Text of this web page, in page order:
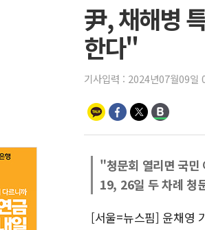
尹, 채해병
한다"
기사입력 : 2024년07월09일
"청문회 열리면 국민
19, 26일 두 차례 청
[서울=뉴스핌] 윤채영